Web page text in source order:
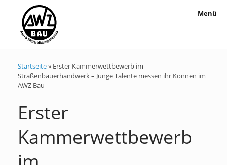
Menü
Startseite» Erster Kammerwettbewerb im
Straßenbauerhandwerk – Junge Talente messen ihr Können im
AWZ Bau
Erster
Kammerwettbewerb